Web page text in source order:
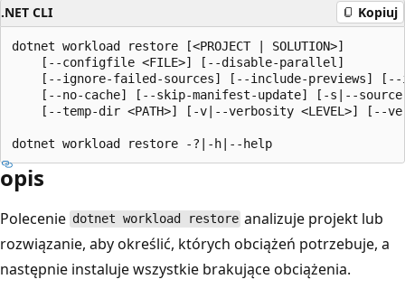
.NET CLI Kopiuj
dotnet workload restore [<PROJECT | SOLUTION>]
    [--configfile <FILE>] [--disable-parallel]
[--ignore-failed-sources] [--include-previews]
[--no-cache] [--skip-manifest-update] [-s|--
[--temp-dir <PATH>] [-v|--verbosity <LEVEL>] [--
opis
Polecenie dotnet workload restore analizuje projekt lub
rozwiązanie, aby określić, których obciążeń potrzebuje, a
następnie instaluje wszystkie brakujące obciążenia.